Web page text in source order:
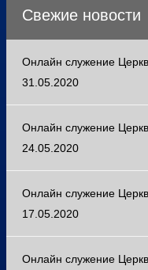
Свежие новости
Онлайн служение
31.05.2020
Онлайн служение
24.05.2020
Онлайн служение
17.05.2020
Онлайн служение